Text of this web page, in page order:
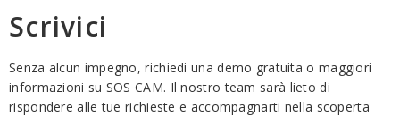
Scrivici
Senza alcun impegno, richiedi una demo gratuita o maggiori
informazioni su SOS CAM. Il nostro team sarà lieto di
rispondere alle tue richieste e accompagnarti nella scoperta